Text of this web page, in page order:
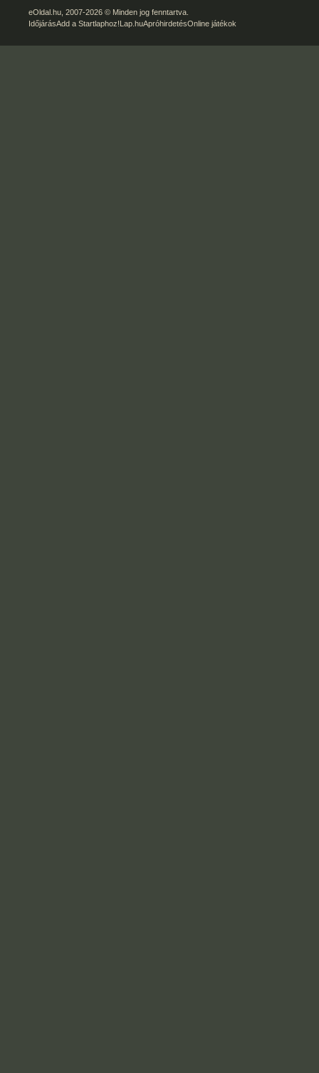
eOldal.hu , 2007-2026 © Minden jog fenntartva.
IdőjárásAdd a Startlaphoz!Lap.huApróhirdetésOnline játékok